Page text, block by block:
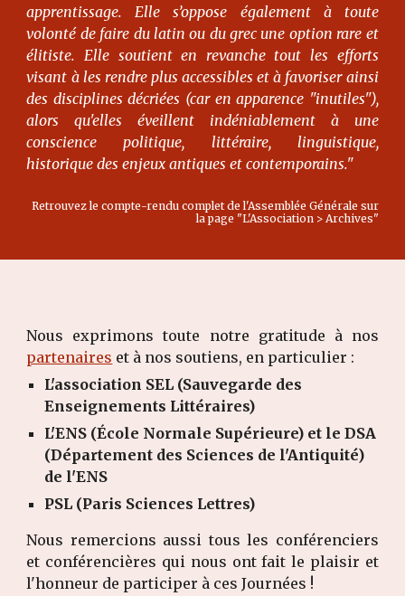
apprentissage. Elle s’oppose également à toute
volonté de faire du latin ou du grec une option rare et
élitiste. Elle soutient en revanche tout les efforts
visant à les rendre plus accessibles et à favoriser ainsi
des disciplines décriées (car en apparence "inutiles"),
alors qu'elles éveillent indéniablement à une
conscience politique, littéraire, linguistique,
historique des enjeux antiques et contemporains."
Retrouvez le compte-rendu complet de l'Assemblée Générale sur
la page "L'Association > Archives"
Nous exprimons toute notre gratitude à nos
partenaires et à nos soutiens, en particulier :
L'association SEL (Sauvegarde des
Enseignements Littéraires)
L'ENS (École Normale Supérieure) et le DSA
(Département des Sciences de l'Antiquité)
de l'ENS
PSL (Paris Sciences Lettres)
Nous remercions aussi tous les conférenciers
et conférencières qui nous ont fait le plaisir et
l'honneur de participer à ces Journées !